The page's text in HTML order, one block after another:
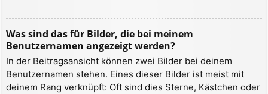
Was sind das für Bilder, die bei meinem
Benutzernamen angezeigt werden?
In der Beitragsansicht können zwei Bilder bei deinem
Benutzernamen stehen. Eines dieser Bilder ist meist mit
deinem Rang verknüpft: Oft sind dies Sterne, Kästchen oder